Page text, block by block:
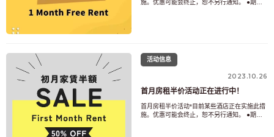
施。优惠可能会终止，恕不另行通知。 ●期
活动信息
2023.10.26
首月房租半价活动正在进行中！
首月房租半价活动*目前某些酒店正在实施此措
施。优惠可能会终止，恕不另行通知。 ●期间